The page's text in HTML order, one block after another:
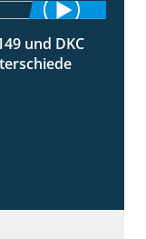
1:56
und DKC